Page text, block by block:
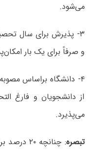
می‌شود.
۳- پذیرش برای سال
و صرفاً برای یک بار
۴- دانشگاه براساس
از دانشجویان و فارغ
می‌پذیرد.
تبصره
: چنانچه